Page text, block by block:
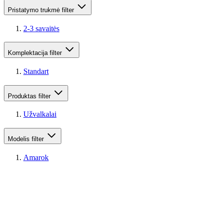
Pristatymo trukmė filter
2-3 savaitės
Komplektacija filter
Standart
Produktas filter
Užvalkalai
Modelis filter
Amarok